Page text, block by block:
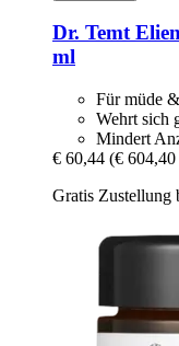
Dr. Temt
ml
Für müde
Wehrt sich
Mindert
€ 60,44 (€
Gratis Zustellung